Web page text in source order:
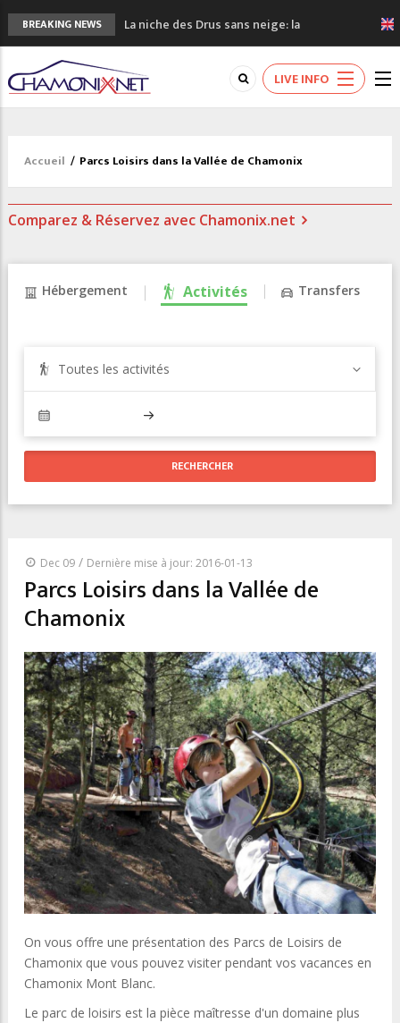
BREAKING NEWS
La niche des Drus sans neige: la
sécheresse en haute montagne
3 bonnes raisons pour visiter le nouveau
Musée du Mont-Blanc
Accidents en montagne: 3 personnes sont
Craft ouvre un nouveau magasin de course
LIVE INFO
Accueil / Parcs Loisirs dans la Vallée de Chamonix
Comparez & Réservez avec Chamonix.net
Hébergement Activités Transfers
Toutes les activités
Dec 09 / Dernière mise à jour: 2016-01-13
Parcs Loisirs dans la Vallée de
Chamonix
On vous offre une présentation des Parcs de Loisirs de
Chamonix que vous pouvez visiter pendant vos vacances en
Chamonix Mont Blanc.
Le parc de loisirs est la pièce maîtresse d'un domaine plus